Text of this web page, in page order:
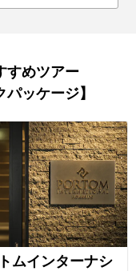
すめツアー
ッケージ】
ムインターナシ